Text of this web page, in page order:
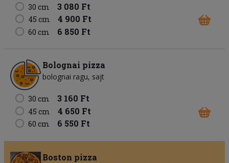
30 cm
3 080 Ft
45 cm 4 900 Ft
60 cm 6 850 Ft
Bolognai pizza
bolognai ragu sajt
30 cm 3 160 Ft
45 cm 4 650 Ft
60 cm 6 550 Ft
Boston pizza